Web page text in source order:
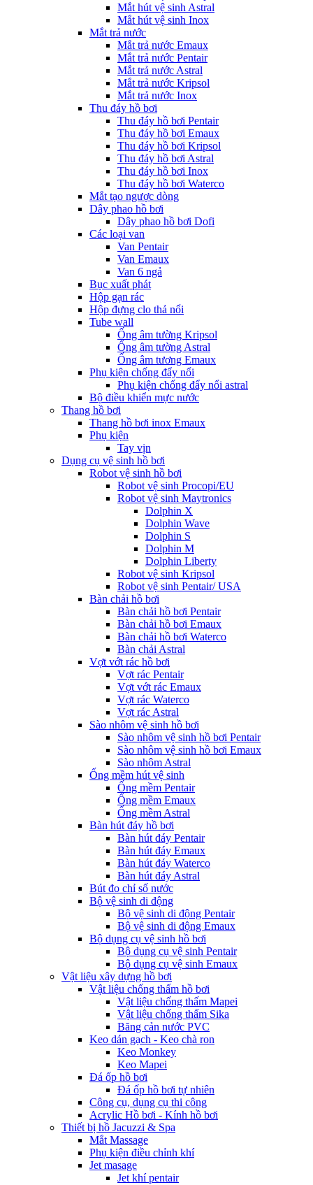
Mắt hút vệ sinh Astral
Mắt hút vệ sinh Inox
Mắt trả nước
Mắt trả nước Emaux
Mắt trả nước Pentair
Mắt trả nước Astral
Mắt trả nước Kripsol
Mắt trả nước Inox
Thu đáy hồ bơi
Thu đáy hồ bơi Pentair
Thu đáy hồ bơi Emaux
Thu đáy hồ bơi Kripsol
Thu đáy hồ bơi Astral
Thu đáy hồ bơi Inox
Thu đáy hồ bơi Waterco
Mắt tạo ngược dòng
Dây phao hồ bơi
Dây phao hồ bơi Dofi
Các loại van
Van Pentair
Van Emaux
Van 6 ngả
Bục xuất phát
Hộp gạn rác
Hộp đựng clo thả nổi
Tube wall
Ống âm tường Kripsol
Ống âm tường Astral
Ống âm tương Emaux
Phụ kiện chống đẩy nổi
Phụ kiện chống đẩy nổi astral
Bộ điều khiển mực nước
Thang hồ bơi
Thang hồ bơi inox Emaux
Phụ kiện
Tay vịn
Dụng cụ vệ sinh hồ bơi
Robot vệ sinh hồ bơi
Robot vệ sinh Procopi/EU
Robot vệ sinh Maytronics
Dolphin X
Dolphin Wave
Dolphin S
Dolphin M
Dolphin Liberty
Robot vệ sinh Kripsol
Robot vệ sinh Pentair/ USA
Bàn chải hồ bơi
Bàn chải hồ bơi Pentair
Bàn chải hồ bơi Emaux
Bàn chải hồ bơi Waterco
Bàn chải Astral
Vợt vớt rác hồ bơi
Vợt rác Pentair
Vợt vớt rác Emaux
Vợt rác Waterco
Vợt rác Astral
Sào nhôm vệ sinh hồ bơi
Sào nhôm vệ sinh hồ bơi Pentair
Sào nhôm vệ sinh hồ bơi Emaux
Sào nhôm Astral
Ống mềm hút vệ sinh
Ống mềm Pentair
Ống mềm Emaux
Ống mềm Astral
Bàn hút đáy hồ bơi
Bàn hút đáy Pentair
Bàn hút đáy Emaux
Bàn hút đáy Waterco
Bàn hút đáy Astral
Bút đo chỉ số nước
Bộ vệ sinh di động
Bộ vệ sinh di động Pentair
Bộ vệ sinh di động Emaux
Bộ dụng cụ vệ sinh hồ bơi
Bộ dụng cụ vệ sinh Pentair
Bộ dụng cụ vệ sinh Emaux
Vật liệu xây dựng hồ bơi
Vật liệu chống thấm hồ bơi
Vật liệu chống thấm Mapei
Vật liệu chống thấm Sika
Băng cản nước PVC
Keo dán gạch - Keo chà ron
Keo Monkey
Keo Mapei
Đá ốp hồ bơi
Đá ốp hồ bơi tự nhiên
Công cụ, dụng cụ thi công
Acrylic Hồ bơi - Kính hồ bơi
Thiết bị hồ Jacuzzi & Spa
Mắt Massage
Phụ kiện điều chỉnh khí
Jet masage
Jet khí pentair